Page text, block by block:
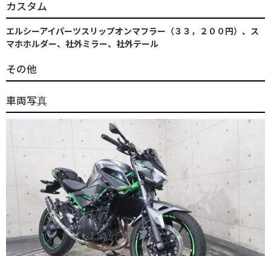
カスタム
エルシーアイパーツスリップオンマフラー（３３，２００円）、ス
マホホルダー、社外ミラー、社外テール
その他
車両写真